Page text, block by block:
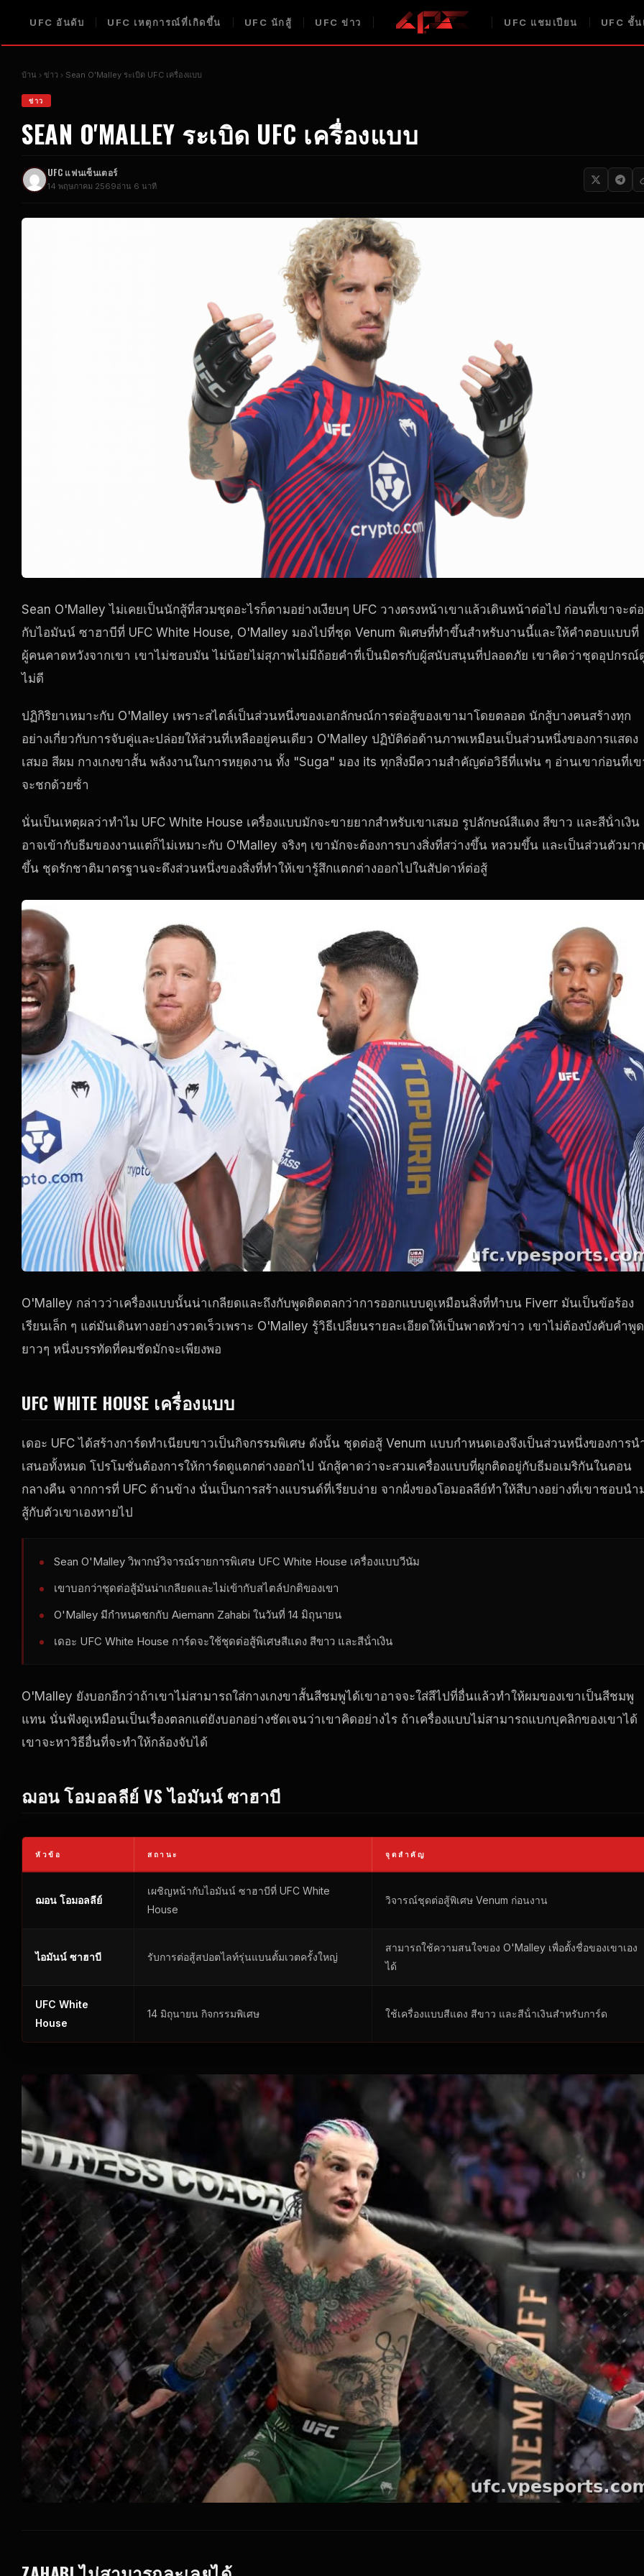
UFC อันดับ UFC เหตุการณ์ที่เกิดขึ้น UFC นักสู้ UFC ข่าว UFC แชมเปียน UFC ชั้น
บ้าน ข่าว Sean O'Malley ระเบิด UFC เครื่องแบบ
ข่าว
SEAN O'MALLEY ระเบิด UFC เครื่องแบบ
UFCแฟนเซ็นเตอร์
14 พฤษภาคม 2569อ่าน 6 นาที
Sean O'Malley ไม่เคยเป็นนักสู้ที่สวมชุดอะไรก็ตามอย่างเงียบๆ UFC วางตรงหน้าเขาแล้วเดินหน้าต่อไป ก่อนที่เขาจะต่
กับไอมันน์ ซาฮาบีที่ UFC White House, O'Malley มองไปที่ชุด Venum พิเศษที่ทําขึ้นสําหรับงานนี้และให้คําตอบแบบที่
ผู้คนคาดหวังจากเขา เขาไม่ชอบมัน ไม่น้อยไม่สุภาพไม่มีถ้อยคําที่เป็นมิตรกับผู้สนับสนุนที่ปลอดภัย เขาคิดว่าชุดอุปกรณ์
ไม่ดี
ปฏิกิริยาเหมาะกับ O'Malley เพราะสไตล์เป็นส่วนหนึ่งของเอกลักษณ์การต่อสู้ของเขามาโดยตลอด นักสู้บางคนสร้างทุก
อย่างเกี่ยวกับการจับคู่และปล่อยให้ส่วนที่เหลืออยู่คนเดียว O'Malley ปฏิบัติต่อด้านภาพเหมือนเป็นส่วนหนึ่งของการแสดง
เสมอ สีผม กางเกงขาสั้น พลังงานในการหยุดงาน ทั้ง "Suga" มอง its ทุกสิ่งมีความสําคัญต่อวิธีที่แฟน ๆ อ่านเขาก่อนที่เ
จะชกด้วยซ้ํา
นั่นเป็นเหตุผลว่าทําไม UFC White House เครื่องแบบมักจะขายยากสําหรับเขาเสมอ รูปลักษณ์สีแดง สีขาว และสีน้ําเงิน
อาจเข้ากับธีมของงานแต่ก็ไม่เหมาะกับ O'Malley จริงๆ เขามักจะต้องการบางสิ่งที่สว่างขึ้น หลวมขึ้น และเป็นส่วนตัวมาก
ขึ้น ชุดรักชาติมาตรฐานจะดึงส่วนหนึ่งของสิ่งที่ทําให้เขารู้สึกแตกต่างออกไปในสัปดาห์ต่อสู้
O'Malley กล่าวว่าเครื่องแบบนั้นน่าเกลียดและถึงกับพูดติดตลกว่าการออกแบบดูเหมือนสิ่งที่ทําบน Fiverr มันเป็นข้อร้อง
เรียนเล็ก ๆ แต่มันเดินทางอย่างรวดเร็วเพราะ O'Malley รู้วิธีเปลี่ยนรายละเอียดให้เป็นพาดหัวข่าว เขาไม่ต้องบังคับคําพูด
ยาวๆ หนึ่งบรรทัดที่คมชัดมักจะเพียงพอ
UFC WHITE HOUSE เครื่องแบบ
เดอะ UFC ได้สร้างการ์ดทําเนียบขาวเป็นกิจกรรมพิเศษ ดังนั้น ชุดต่อสู้ Venum แบบกําหนดเองจึงเป็นส่วนหนึ่งของการนํ
เสนอทั้งหมด โปรโมชั่นต้องการให้การ์ดดูแตกต่างออกไป นักสู้คาดว่าจะสวมเครื่องแบบที่ผูกติดอยู่กับธีมอเมริกันในตอน
กลางคืน จากการที่ UFC ด้านข้าง นั่นเป็นการสร้างแบรนด์ที่เรียบง่าย จากฝั่งของโอมอลลีย์ทําให้สีบางอย่างที่เขาชอบนํา
สู้กับตัวเขาเองหายไป
Sean O'Malley วิพากษ์วิจารณ์รายการพิเศษ UFC White House เครื่องแบบวีนัม
เขาบอกว่าชุดต่อสู้มันน่าเกลียดและไม่เข้ากับสไตล์ปกติของเขา
O'Malley มีกําหนดชกกับ Aiemann Zahabi ในวันที่ 14 มิถุนายน
เดอะ UFC White House การ์ดจะใช้ชุดต่อสู้พิเศษสีแดง สีขาว และสีน้ําเงิน
O'Malley ยังบอกอีกว่าถ้าเขาไม่สามารถใส่กางเกงขาสั้นสีชมพูได้เขาอาจจะใส่สีไปที่อื่นแล้วทําให้ผมของเขาเป็นสีชมพู
แทน นั่นฟังดูเหมือนเป็นเรื่องตลกแต่ยังบอกอย่างชัดเจนว่าเขาคิดอย่างไร ถ้าเครื่องแบบไม่สามารถแบกบุคลิกของเขาได้
เขาจะหาวิธีอื่นที่จะทําให้กล้องจับได้
ฌอน โอมอลลีย์ VS ไอมันน์ ซาฮาบี
หัวข้อ สถานะ จุดสําคัญ
ฌอน โอมอลลีย์
เผชิญหน้ากับไอมันน์ ซาฮาบีที่ UFC White
House
วิจารณ์ชุดต่อสู้พิเศษ Venum ก่อนงาน
ไอมันน์ ซาฮาบี รับการต่อสู้สปอตไลท์รุ่นแบนตั้มเวตครั้งใหญ่
สามารถใช้ความสนใจของ O'Malley เพื่อตั้งชื่อของเขาเอง
ได้
UFC White
House
14 มิถุนายน กิจกรรมพิเศษ ใช้เครื่องแบบสีแดง สีขาว และสีน้ําเงินสําหรับการ์ด